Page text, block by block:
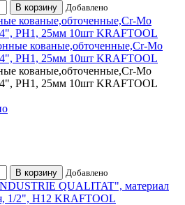
В корзину Добавлено
кованые,обточенные,Cr-Mo
4", PH1, 25мм 10шт KRAFTOOL
кованые,обточенные,Cr-Mo
4", PH1, 25мм 10шт KRAFTOOL
В корзину Добавлено
QUALITAT", материал
1/2", H12 KRAFTOOL